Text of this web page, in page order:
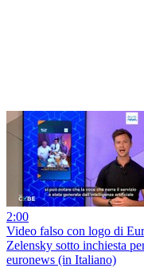
2:00
Video falso con logo di
Zelensky sotto inchiesta
euronews (in Italiano)